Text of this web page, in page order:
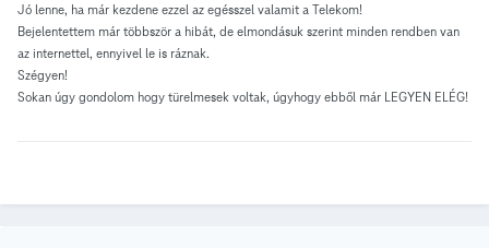
Jó lenne, ha már kezdene ezzel az egésszel valamit a Telekom!
Bejelentettem már többször a hibát, de elmondásuk szerint minden rendben van
az internettel, ennyivel le is ráznak.
Szégyen!
Sokan úgy gondolom hogy türelmesek voltak, úgyhogy ebből már LEGYEN ELÉG!